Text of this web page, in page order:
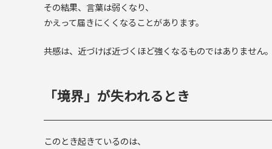
その結果、言葉は弱くなり、
かえって届きにくくなることがあります。
共感は、近づけば近づくほど強くなるものではありません
「境界」が失われるとき
このとき起きているのは、